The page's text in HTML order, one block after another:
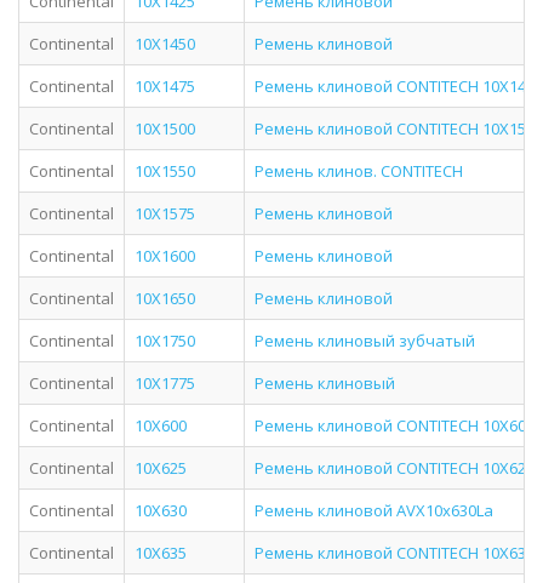
Continental
10X1450
Ремень клиновой
Continental
10X1475
Ремень клиновой CONTITECH 10X1475
Continental
10X1500
Ремень клиновой CONTITECH 10X1500
Continental
10X1550
Ремень клинов. CONTITECH
Continental
10X1575
Ремень клиновой
Continental
10X1600
Ремень клиновой
Continental
10X1650
Ремень клиновой
Continental
10X1750
Ремень клиновый зубчатый
Continental
10X1775
Ремень клиновый
Continental
10X600
Ремень клиновой CONTITECH 10X600
Continental
10X625
Ремень клиновой CONTITECH 10X625
Continental
10X630
Ремень клиновой AVX10x630La
Continental
10X635
Ремень клиновой CONTITECH 10X635